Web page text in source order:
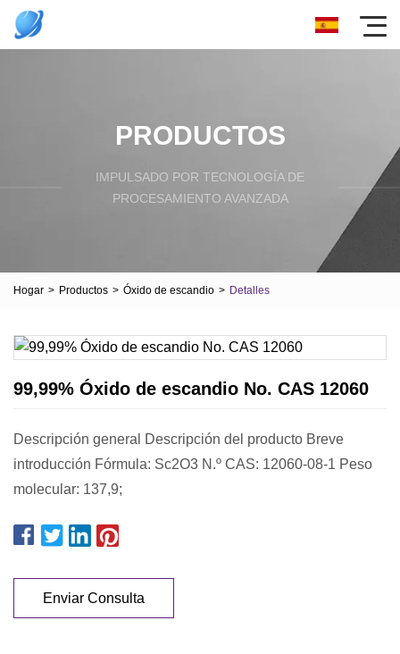
PRODUCTOS
IMPULSADO POR TECNOLOGÍA DE
PROCESAMIENTO AVANZADA
Hogar > Productos > Óxido de escandio > Detalles
99,99% Óxido de escandio No. CAS 12060
Descripción general Descripción del producto Breve
introducción Fórmula: Sc2O3 N.º CAS: 12060-08-1 Peso
molecular: 137,9;
Enviar Consulta